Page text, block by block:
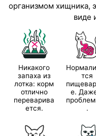
организмом хищника,
виде
Никакого
запаха из
лотка: корм
отлично
переварива
ется.
тся
е.
.